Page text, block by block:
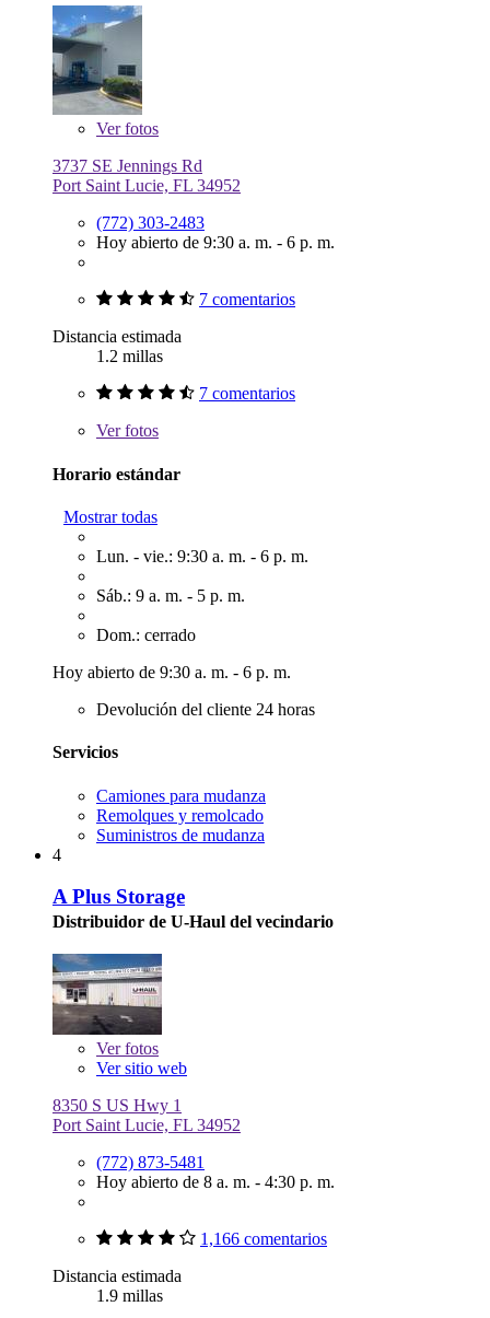
Verfotos
3737 SE Jennings Rd
Port Saint Lucie, FL 34952
(772) 303-2483
Hoy abierto de 9:30 a. m. - 6 p. m.
7 comentarios
Distancia estimada
1.2 millas
7 comentarios
Verfotos
Horario estándar
Mostrar todas
Lun. - vie.: 9:30 a. m. - 6 p. m.
Sáb.: 9 a. m. - 5 p. m.
Dom.: cerrado
Hoy abierto de 9:30 a. m. - 6 p. m.
Devolución del cliente 24 horas
Servicios
Camiones para mudanza
Remolques y remolcado
Suministros de mudanza
4
A Plus Storage
Distribuidor de U-Haul del vecindario
Verfotos
Ver sitio web
8350 S US Hwy 1
Port Saint Lucie, FL 34952
(772) 873-5481
Hoy abierto de 8 a. m. - 4:30 p. m.
1,166 comentarios
Distancia estimada
1.9 millas